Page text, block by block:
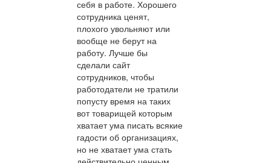
себя в работе. Хорошего
сотрудника ценят,
плохого увольняют или
вообще не берут на
работу. Лучше бы
сделали сайт
сотрудников, чтобы
работодатели не тратили
попусту время на таких
вот товарищей которым
хватает ума писать всякие
гадости об организациях,
но не хватает ума стать